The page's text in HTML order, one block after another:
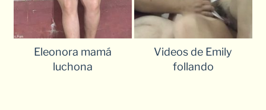
Eleonora mamá
luchona
Videos de Emily
follando